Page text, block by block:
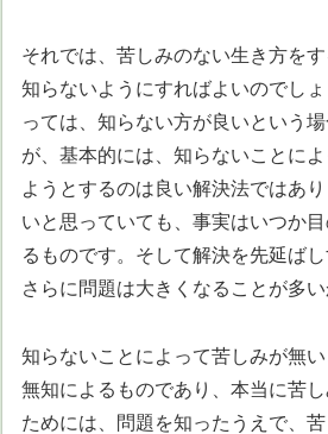
それでは、苦しみのない生き方を
知らないようにすればよいのでし
っては、知らない方が良いという
が、基本的には、知らないことに
ようとするのは良い解決法ではあ
いと思っていても、事実はいつか
るものです。そして解決を先延ばし
さらに問題は大きくなることが多い
知らないことによって苦しみが無
無知によるものであり、本当に苦
ためには、問題を知ったうえで、